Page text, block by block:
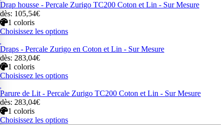
Drap housse - Percale Zurigo TC200 Coton et Lin - Sur Mesure
dès: 105,54€
1 coloris
Choisissez les options
Draps - Percale Zurigo en Coton et Lin - Sur Mesure
dès: 283,04€
1 coloris
Choisissez les options
Parure de Lit - Percale Zurigo TC200 Coton et Lin - Sur Mesure
dès: 283,04€
1 coloris
Choisissez les options